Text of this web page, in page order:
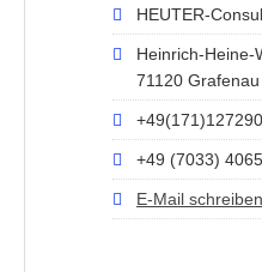
HEUTER-
Heinrich-Heine-
71120 Grafenau
+49 (7033)
E-Mail schreiben